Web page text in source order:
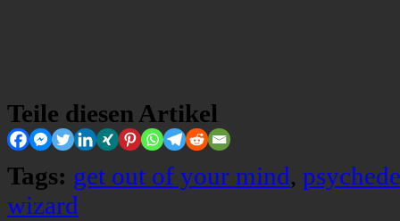
Teile diesen Artikel
Tags: get out of your mind,
wizard